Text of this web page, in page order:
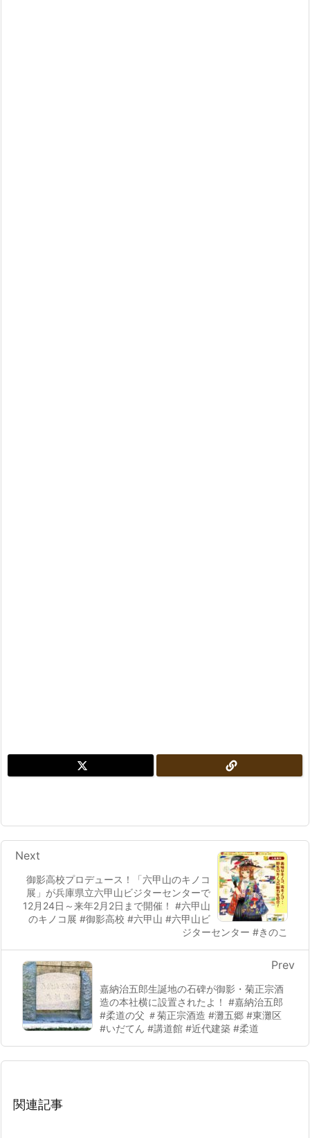
御影高校プロデュース！「六甲山のキノコ
展」が兵庫県立六甲山ビジターセンターで
12月24日～来年2月2日まで開催！ #六甲山
のキノコ展 #御影高校 #六甲山 #六甲山ビ
ジターセンター #きのこ
Next
嘉納治五郎生誕地の石碑が御影・菊正宗酒
造の本社横に設置されたよ！ #嘉納治五郎
#柔道の父 ＃菊正宗酒造 #灘五郷 #東灘区
#いだてん #講道館 #近代建築 #柔道
Prev
関連記事